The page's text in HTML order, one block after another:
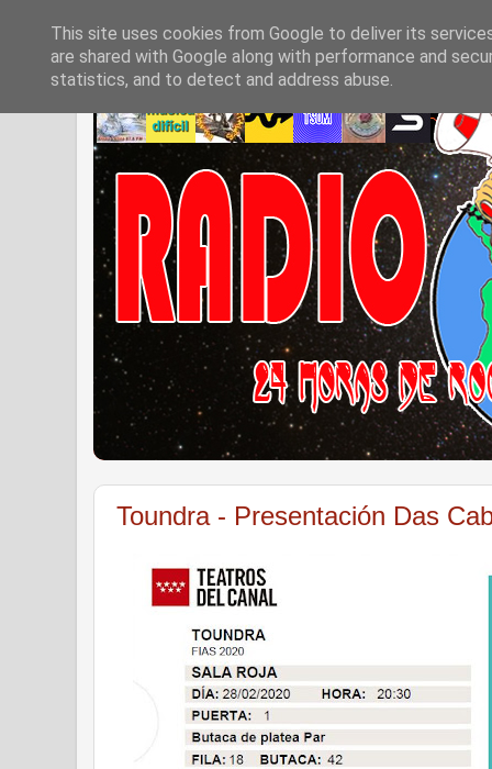
Toundra - Presentación Das
This site uses cookies from Google to deliver its
are shared with Google along with performance and
statistics, and to detect and address abuse.